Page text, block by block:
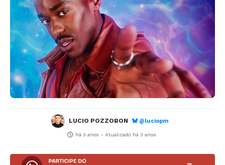
LUCIO POZZOBON @luciopm
há 3 anos - Atualizado há 3 anos